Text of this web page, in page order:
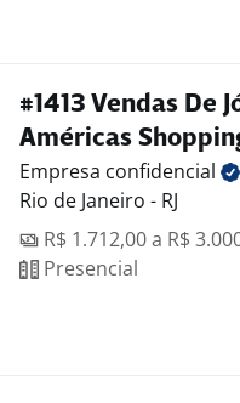
#1413 Vendas De
Américas
Empresa confidencial
Rio de Janeiro - RJ
R$ 1.712,00 a R$
Presencial